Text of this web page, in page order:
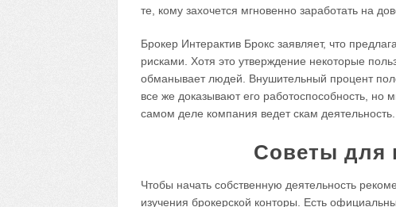
те, кому захочется мгновенно заработать на
Брокер Интерактив Брокс заявляет, что
рисками. Хотя это утверждение некоторые
обманывает людей. Внушительный процент
все же доказывают его работоспособность, но
самом деле компания ведет скам деятельность.
Советы для
Чтобы начать собственную деятельность
изучения брокерской конторы. Есть